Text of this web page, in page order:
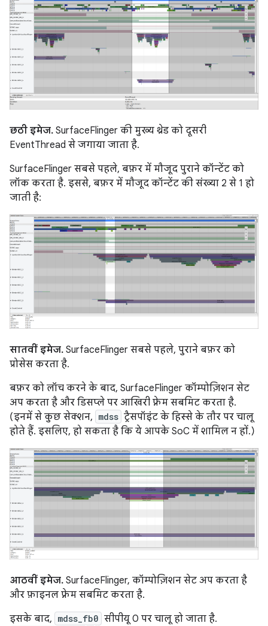
छठी इमेज. SurfaceFlinger की मुख्य थ्रेड को दूसरी
EventThread से जगाया जाता है.
SurfaceFlinger सबसे पहले, बफ़र में मौजूद पुराने कॉन्टेंट को
लॉक करता है. इससे, बफ़र में मौजूद कॉन्टेंट की संख्या 2 से 1 हो
जाती है:
सातवीं इमेज. SurfaceFlinger सबसे पहले, पुराने बफ़र को
प्रोसेस करता है.
बफ़र को लॉच करने के बाद, SurfaceFlinger कॉम्पोज़िशन सेट
अप करता है और डिसप्ले पर आखिरी फ़्रेम सबमिट करता है.
(इनमें से कुछ सेक्शन, mdss ट्रैसपॉइंट के हिस्से के तौर पर चालू
होते हैं. इसलिए, हो सकता है कि ये आपके SoC में शामिल न हों.)
आठवीं इमेज. SurfaceFlinger, कॉम्पोज़िशन सेट अप करता है
और फ़ाइनल फ़्रेम सबमिट करता है.
इसके बाद, mdss_fb0 सीपीयू 0 पर चालू हो जाता है.